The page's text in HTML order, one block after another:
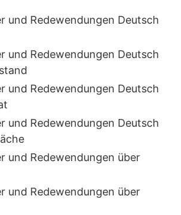
und Redewendungen Deutsch
und Redewendungen Deutsch
und Redewendungen Deutsch
und Redewendungen Deutsch
und Redewendungen über
und Redewendungen über